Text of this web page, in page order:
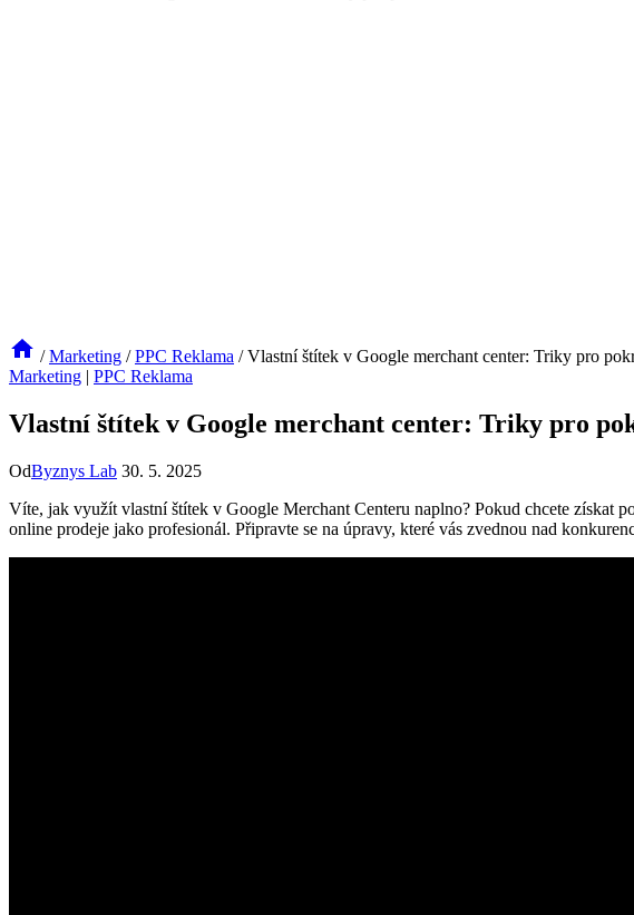
/ Marketing / PPC Reklama / Vlastní štítek v Google merchant center: Triky pro
Marketing | PPC Reklama
Vlastní štítek v Google merchant center: Triky pro
OdByznys Lab 30. 5. 2025
Víte, jak využít vlastní štítek v Google Merchant Centeru naplno? Pokud chcete získat
online prodeje jako profesionál. Připravte se na úpravy, které vás zvednou nad